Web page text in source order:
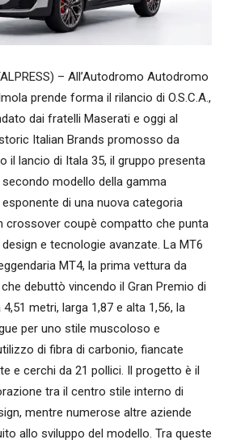
– All’Autodromo Autodromo
prende forma il rilancio di O.S.C.A.,
dai fratelli Maserati e oggi al
Italian Brands promosso da
il lancio di Itala 35, il gruppo presenta
secondo modello della gamma
di una nuova categoria
crossover coupè compatto che punta
e tecnologie avanzate. La MT6
MT4, la prima vettura da
debuttò vincendo il Gran Premio di
metri, larga 1,87 e alta 1,56, la
per uno stile muscoloso e
di fibra di carbonio, fiancate
e cerchi da 21 pollici. Il progetto è il
tra il centro stile interno di
mentre numerose altre aziende
allo sviluppo del modello. Tra queste